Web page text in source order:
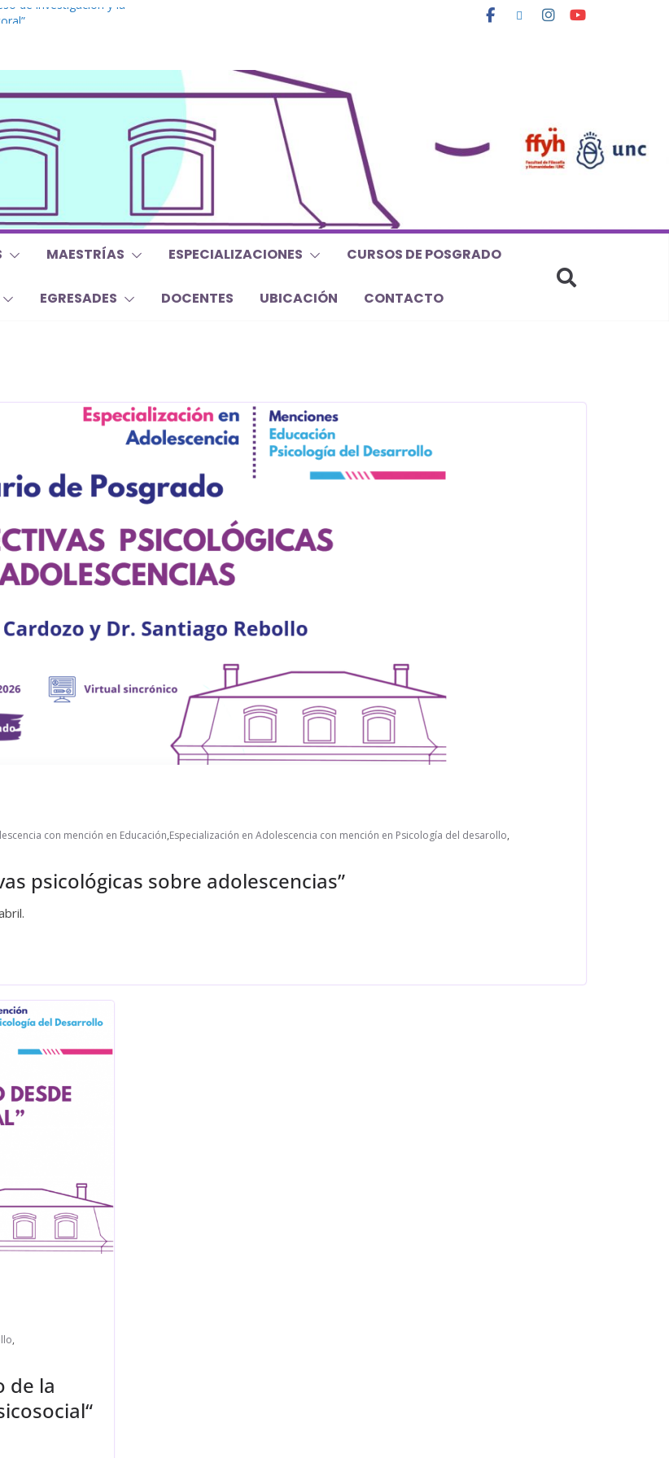
de investigación y la
Finales | Agosto 2026
clásicas desde una
MAESTRÍAS ESPECIALIZACIONES CURSOS DE POSGRADO
EGRESADES DOCENTES UBICACIÓN CONTACTO
con mención en Educación,Especialización en Adolescencia con mención en Psicología del desarollo,
psicológicas sobre adolescencias”
,
de la